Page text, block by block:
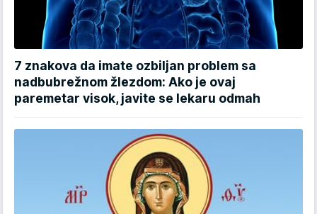
7 znakova da imate ozbiljan problem sa
nadbubrežnom žlezdom: Ako je ovaj
paremetar visok, javite se lekaru odmah